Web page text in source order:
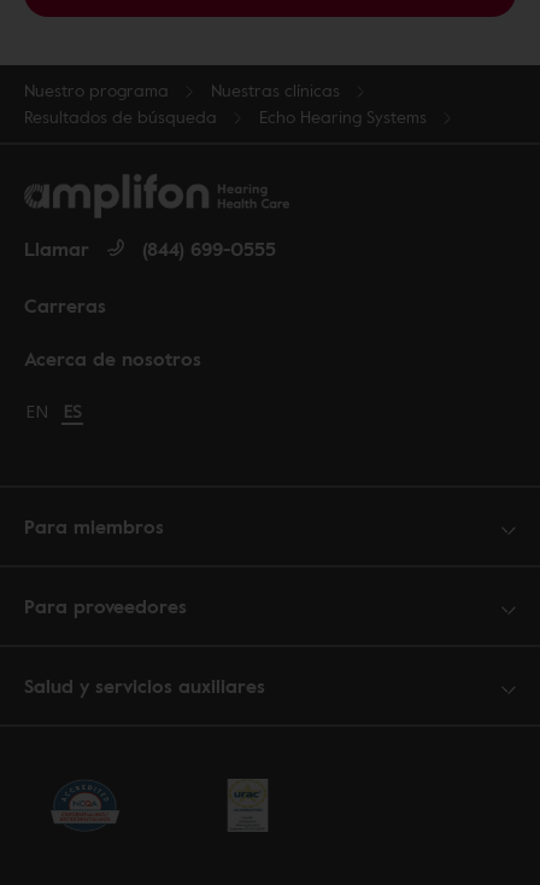
Nuestro programa
Nuestras clínicas
Resultados de búsqueda
Echo Hearing Systems
Acerca de nosotros
Carreras
Llamar (844) 699-0555
Change language to English
EN Cambiar idioma a español
ES
Para miembros
Para proveedores
Salud y servicios auxiliares